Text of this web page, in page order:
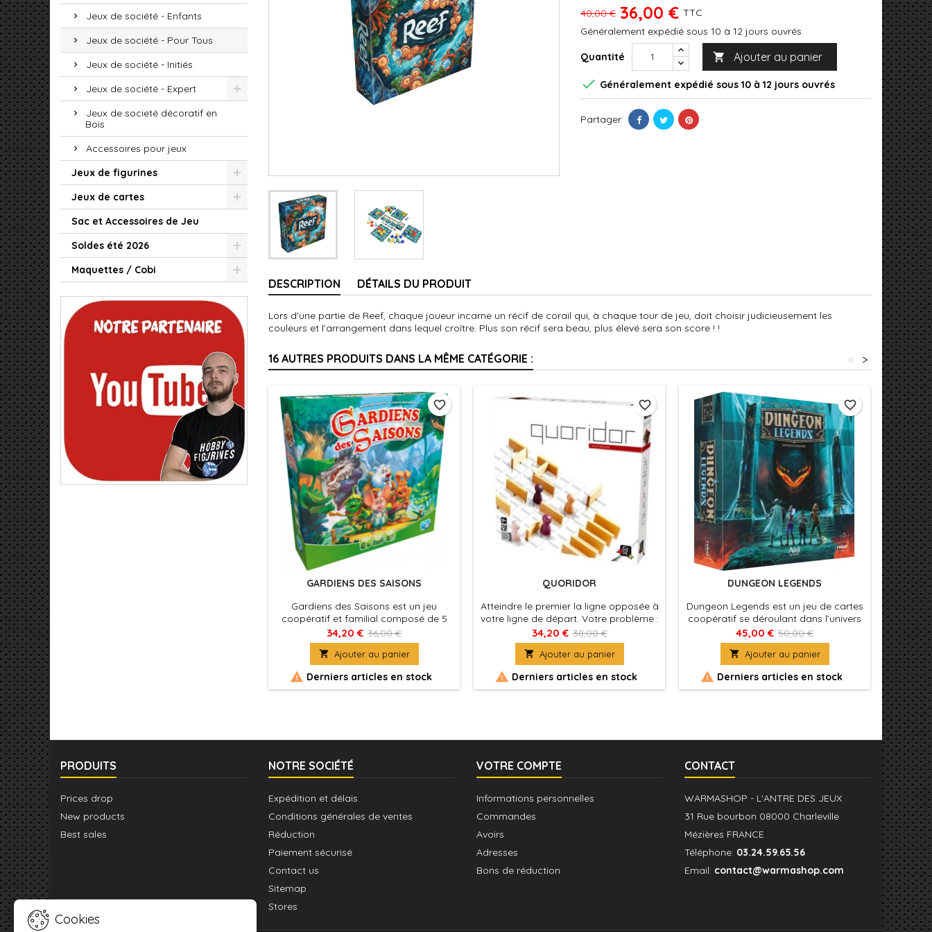
Jeux de société - Enfants
Jeux de société - Pour Tous
Jeux de société - Initiés
Jeux de société - Expert
Jeux de societé décoratif en
Bois
Accessoires pour jeux
Jeux de figurines
Jeux de cartes
Sac et Accessoires de Jeu
Soldes été 2026
Maquettes / Cobi
40,00 € 36,00 € TTC
Généralement expédié sous 10 à 12 jours ouvrés
Quantité  Ajouter au panier
 Généralement expédié sous 10 à 12 jours ouvrés
Partager
DESCRIPTION DÉTAILS DU PRODUIT
Lors d'une partie de Reef, chaque joueur incarne un récif de corail qui, à chaque tour de jeu, doit choisir judicieusement les
couleurs et l'arrangement dans lequel croître. Plus son récif sera beau, plus élevé sera son score ! !
16 AUTRES PRODUITS DANS LA MÊME CATÉGORIE : >
<
GARDIENS DES SAISONS
Gardiens des Saisons est un jeu
coopératif et familial composé de 5
aventures rejouables.
34,20 € 36,00 €
 Ajouter au panier
 Derniers articles en stock
favorite_border
QUORIDOR
Atteindre le premier la ligne opposée à
votre ligne de départ. Votre problème :
l'adversaire pose des barrières pour
vous ralentir !
34,20 € 38,00 €
 Ajouter au panier
 Derniers articles en stock
favorite_border
DUNGEON LEGENDS
Dungeon Legends est un jeu de cartes
coopératif se déroulant dans l’univers
d’Avel. Les joueurs endossent le rôle
de héros envoyés en mission dans les
sombres et dangereux souterrains du
château d’Avel. Au fil des chapitres, les
joueurs descendent toujours plus bas
sous terre et affrontent les forces
45,00 € 50,00 €
 Ajouter au panier
 Derniers articles en stock
favorite_border

PRODUITS
Prices drop
New products
Best sales
NOTRE SOCIÉTÉ
Expédition et délais
Conditions générales de ventes
Réduction
Paiement sécurisé
Contact us
Sitemap
Stores
VOTRE COMPTE
Informations personnelles
Commandes
Avoirs
Adresses
Bons de réduction
CONTACT
WARMASHOP - L'ANTRE DES JEUX
31 Rue bourbon 08000 Charleville
Mézières FRANCE
Téléphone: 03.24.59.65.56
Email: contact@warmashop.com
Cookies